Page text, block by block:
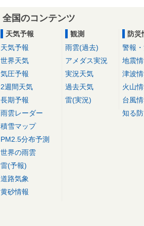
全国のコンテンツ
天気予報
天気予報
世界天気
気圧予報
2週間天気
長期予報
雨雲レーダー
積雪マップ
PM2.5分布予測
世界の雨雲
雷(予報)
道路気象
黄砂情報
観測
雨雲(過去)
アメダス実況
実況天気
過去天気
雷(実況)
防災
警報
地震
津波
火山
台風
知る